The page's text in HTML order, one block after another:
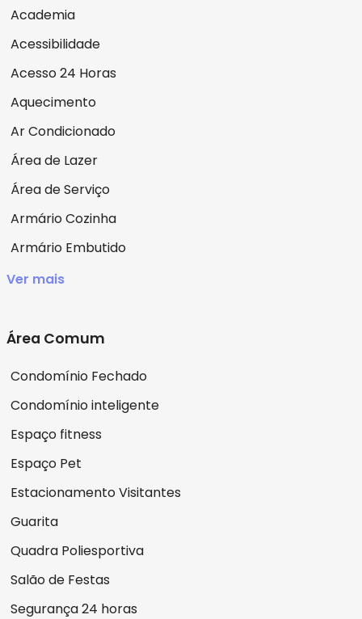
Academia
Acessibilidade
Acesso 24 Horas
Aquecimento
Ar Condicionado
Área de Lazer
Área de Serviço
Armário Cozinha
Armário Embutido
Ver mais
Área Comum
Condomínio Fechado
Condomínio inteligente
Espaço fitness
Espaço Pet
Estacionamento Visitantes
Guarita
Quadra Poliesportiva
Salão de Festas
Segurança 24 horas